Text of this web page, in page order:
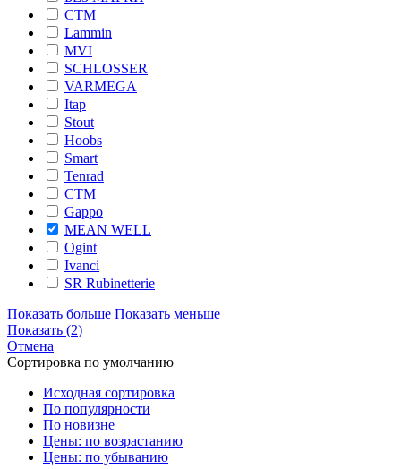
СТМ
Lammin
MVI
SCHLOSSER
VARMEGA
Itap
Stout
Hoobs
Smart
Tenrad
CTM
Gappo
MEAN WELL
Ogint
Ivanci
SR Rubinetterie
Показать больше Показать меньше
Показать (2)
Отмена
Сортировка по умолчанию
Исходная сортировка
По популярности
По новизне
Цены: по возрастанию
Цены: по убыванию